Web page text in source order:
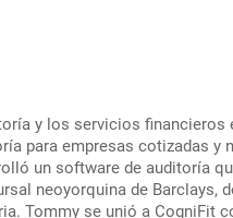
y los servicios financieros
para empresas cotizadas y
un software de auditoría
neoyorquina de Barclays,
Tommy se unió a CogniFit